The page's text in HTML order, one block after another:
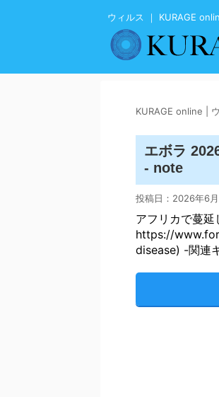
ウィルス ｜ KURAGE
KURAGE online |
エボラ
- note
投稿日： 2026年6月
アフリカで蔓延
https://
disease) -関連